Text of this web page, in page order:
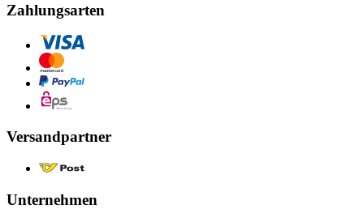
Zahlungsarten
Versandpartner
Unternehmen